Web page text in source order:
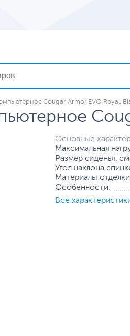
Cougar Armor EVO Royal,
Основные
Максимальная
Размер сиденья,
Угол наклона
Материалы
Особенности:
Все